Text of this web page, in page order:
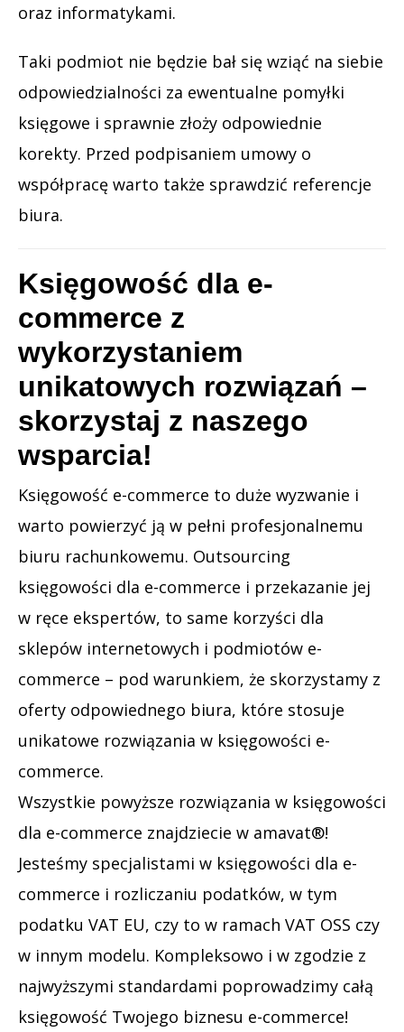
oraz informatykami.
Taki podmiot nie będzie bał się wziąć na siebie
odpowiedzialności za ewentualne pomyłki
księgowe i sprawnie złoży odpowiednie
korekty. Przed podpisaniem umowy o
współpracę warto także sprawdzić referencje
biura.
Księgowość dla e-
commerce z
wykorzystaniem
unikatowych rozwiązań –
skorzystaj z naszego
wsparcia!
Księgowość e-commerce to duże wyzwanie i
warto powierzyć ją w pełni profesjonalnemu
biuru rachunkowemu. Outsourcing
księgowości dla e-commerce i przekazanie jej
w ręce ekspertów, to same korzyści dla
sklepów internetowych i podmiotów e-
commerce – pod warunkiem, że skorzystamy z
oferty odpowiednego biura, które stosuje
unikatowe rozwiązania w księgowości e-
commerce.
Wszystkie powyższe rozwiązania w księgowości
dla e-commerce znajdziecie w amavat®!
Jesteśmy specjalistami w księgowości dla e-
commerce i rozliczaniu podatków, w tym
podatku VAT EU, czy to w ramach VAT OSS czy
w innym modelu. Kompleksowo i w zgodzie z
najwyższymi standardami poprowadzimy całą
księgowość Twojego biznesu e-commerce!